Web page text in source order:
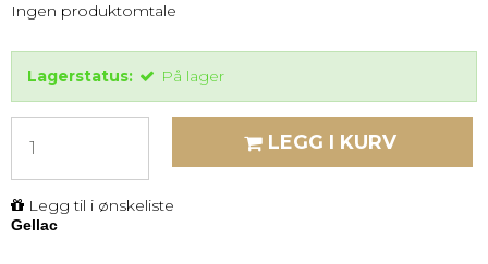
Ingen produktomtale
Lagerstatus: På lager
LEGG I KURV
Legg til i ønskeliste
Gellac